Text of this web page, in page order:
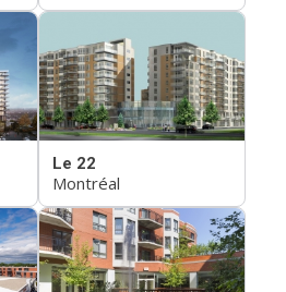
Le 22
Montréal